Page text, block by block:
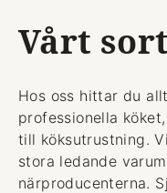
Vårt
Hos oss hittar du
professionella
till köksutrustning.
stora ledande
närproducenterna.